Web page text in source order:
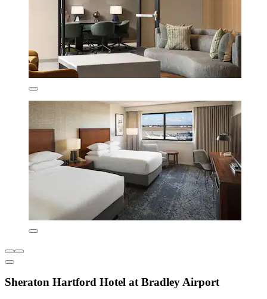
Sheraton Hartford Hotel at Bradley Airport